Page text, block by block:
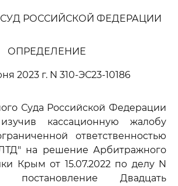
РОССИЙСКОЙ ФЕДЕРАЦИИ
ОПРЕДЕЛЕНИЕ
2023 г. N 310-ЭС23-10186
Суда Российской Федерации
кассационную жалобу
ответственностью
на решение Арбитражного
Крым от 15.07.2022 по делу N
постановление Двадцать